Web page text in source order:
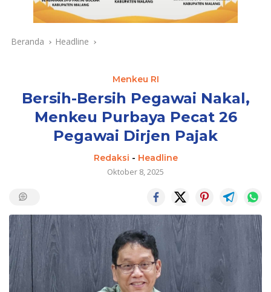
Beranda Headline
Menkeu RI
Bersih-Bersih Pegawai Nakal,
Menkeu Purbaya Pecat 26
Pegawai Dirjen Pajak
Redaksi - Headline
Oktober 8, 2025